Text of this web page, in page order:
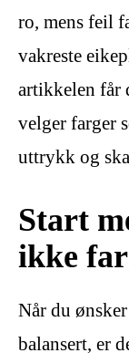
ro, mens feil
vakreste
artikkelen får
velger farger
uttrykk og
Start
ikke
Når du
balansert, er